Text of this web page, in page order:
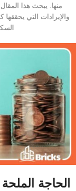
منها. يبحث هذا المقال
والإيرادات التي يحققها
الحاجة